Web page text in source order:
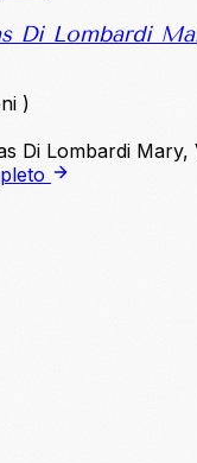
Di Lombardi
)
Di Lombardi Mary,